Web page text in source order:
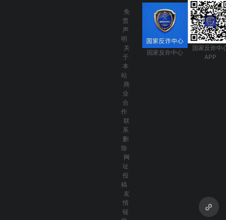
免
责
声
明
关
于
本
站
商
业
合
作
联
系
删
除
网
址
投
稿
友
情
链
国家反诈中心
国家反诈中
APP